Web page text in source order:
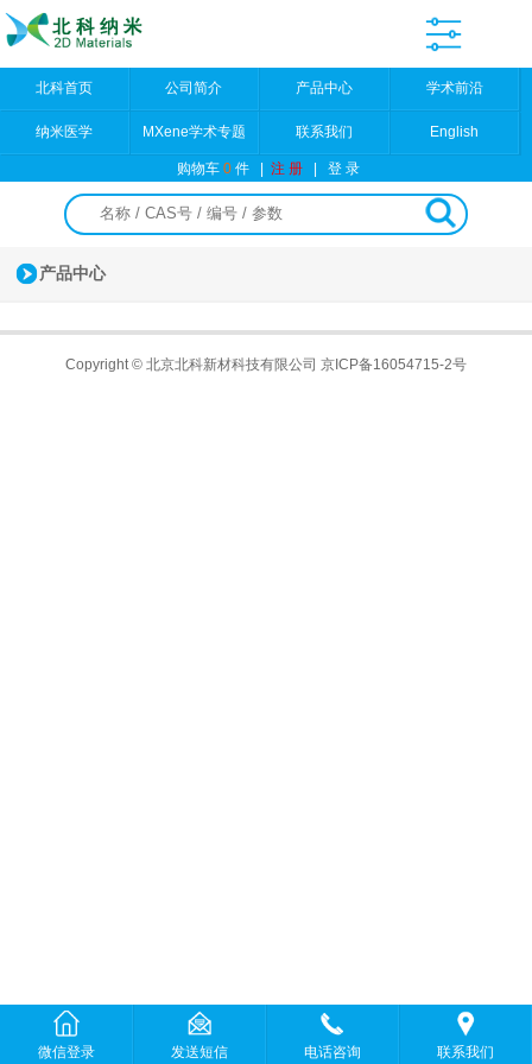
北科首页 公司简介 产品中心 学术前沿
纳米医学 MXene学术专题 联系我们 English
购物车0件 |注 册 |登 录
产品中心
Copyright © 北京北科新材科技有限公司 京ICP备16054715-2号
微信登录 发送短信 电话咨询 联系我们